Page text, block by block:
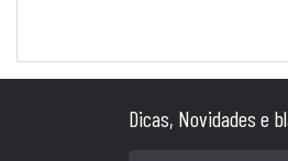
Dicas, Novidades e